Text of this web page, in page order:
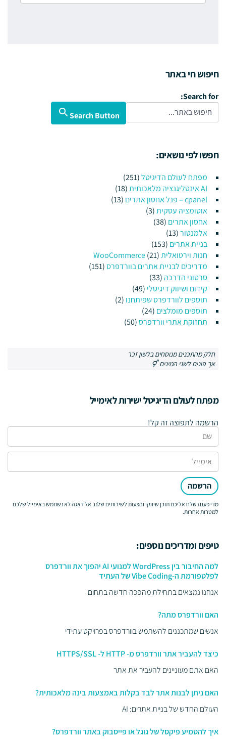
חיפוש חי באתר
Search for:
Search Button
חפשו לפי נושאים:
מפתח לעולם הדיגיטל(251)
AI אינטליגנציה מלאכותית
(18)
cpanel – פנל אחסון אתרים
(13)
אוטומציה עסקית(3)
אחסון אתרים(38)
אלמנטור(13)
בניית אתרים(153)
חנות וירטואלית WooCommerce(21)
מדריכים לבניית אתרים בוורדפרס(151)
סרטוני הדרכה(33)
קידום ושיווק דיגיטלי(49)
תוספים לוורדפרס שפיתחנו(2)
תוספים מומלצים(24)
תחזוקת אתרי וורדפרס(50)
חלק מהתכנים מנוסחים בלשון זכר
אך פונים לשני המינים ⚥
מפתח לעולם הדיגיטל ישירות לאימייל
הרשמה לתפוצה זה קל!
הרשמה
מדי פעם נשלח אליכם תוכן שיווקי והצעות לשירותים שלנו. אל דאגה לא נשתמש באימייל שלכם
למטרות אחרות.
טיפים ומדריכים נוספים:
למה החיבור בין WordPress למנועי AI יהפוך את וורדפרס
לפלטפורמת ה-Vibe Coding של העתיד
אנחנו נמצאים בתחילת מהפכה חדשה בתחום
האם וורדפרס מתה?
אנשים שמתכננים להשתמש בוורדפרס בפרויקט עתידי
כיצד להעביר אתר וורדפרס מ- HTTP ל- HTTPS/SSL
האם אתם מעוניינים להעביר את אתר
האם ניתן לבנות אתר לבד בקלות באמצעות בינה מלאכותית?
העולם החדש של בניית אתרים: AI
איך להטמיע פיקסל של גוגל או פייסבוק באתר וורדפרס?